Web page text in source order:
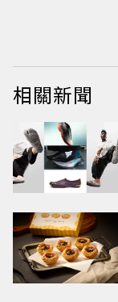
相關新聞